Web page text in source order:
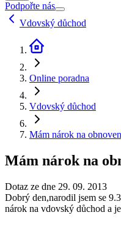
Podpořte nás
Vdovský důchod
Online poradna
Vdovský důchod
Mám nárok na
Mám nárok na
Dotaz ze dne 29. 09. 2013
Dobrý den,narodil jsem se
nárok na vdovský důchod a